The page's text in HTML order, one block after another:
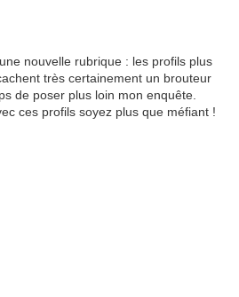
nouvelle rubrique : les profils plus
très certainement un brouteur
de poser plus loin mon enquête.
ces profils soyez plus que méfiant !